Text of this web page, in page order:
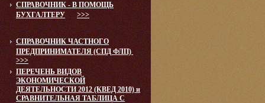
СПРАВОЧНИК - В ПОМОЩЬ
БУХГАЛТЕРУ
>>>
СПРАВОЧНИК ЧАСТНОГО
ПРЕДПРИНИМАТЕЛЯ (СПД ФЛП)
>>>
ПЕРЕЧЕНЬ ВИДОВ
ЭКОНОМИЧЕСКОЙ
ДЕЯТЕЛЬНОСТИ 2012 (КВЕД 2010) и
СРАВНИТЕЛЬНАЯ ТАБЛИЦА С